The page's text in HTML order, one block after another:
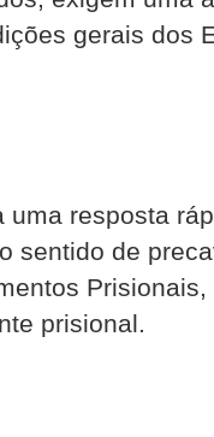
gerais dos
resposta
sentido de
prisional.